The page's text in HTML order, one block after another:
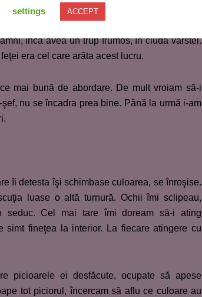
mai rece, mai sever, o determina să aibă o
încă avea un trup frumos, în ciuda vârstei.
era cel care arăta acest lucru.
mai bună de abordare. De mult vroiam să-i
nu se încadra prea bine. Până la urmă i-am
îi detesta îşi schimbase culoarea, se înroşise.
luase o altă turnură. Ochii îmi sclipeau,
seduc. Cel mai tare îmi doream să-i ating
fineţea la interior. La fiecare atingere cu
picioarele ei desfăcute, ocupate să apese
tot piciorul, încercam să aflu ce culoare au
settings
ACCEPT